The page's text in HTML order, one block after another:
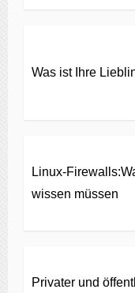
Was ist Ihre
Linux-
wissen müssen
Privater und